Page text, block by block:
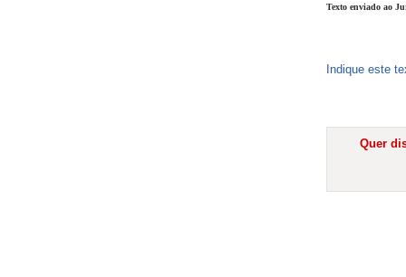
Texto enviado ao
Indique este
Quer